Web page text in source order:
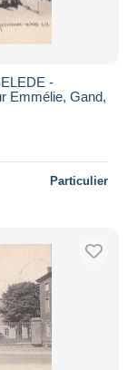
-
Emmélie, Gand,
Particulier